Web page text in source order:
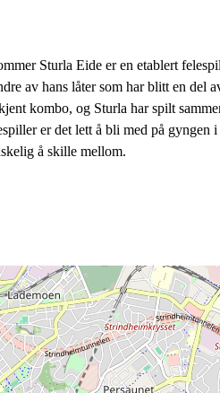
Sturla Eide er en etablert
av hans låter som har blitt en del
kombo, og Sturla har spilt
er det lett å bli med på
å skille mellom.